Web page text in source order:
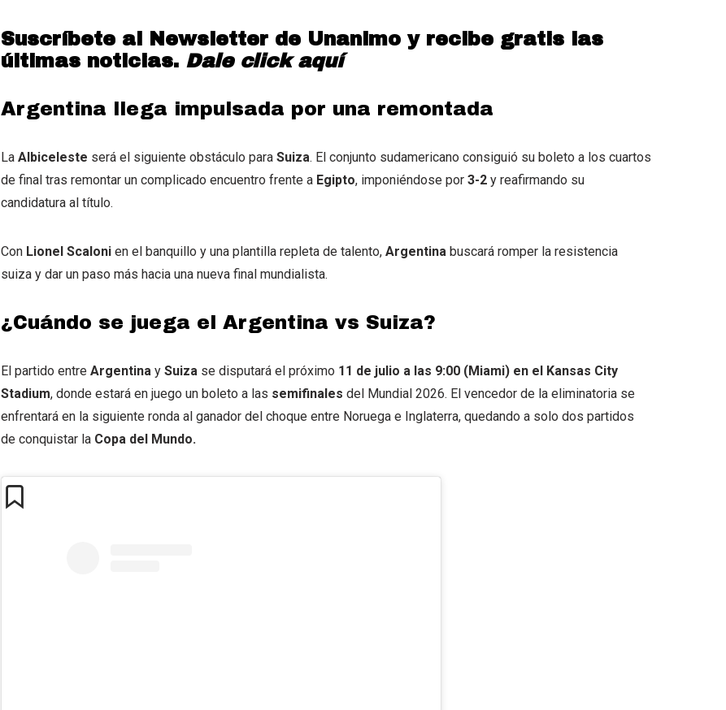
Suscríbete al Newsletter de Unanimo y recibe gratis las
últimas noticias. Dale click aquí
Argentina llega impulsada por una remontada
La Albiceleste será el siguiente obstáculo para Suiza. El conjunto sudamericano consiguió su boleto a los cuartos
de final tras remontar un complicado encuentro frente a Egipto, imponiéndose por 3-2 y reafirmando su
candidatura al título.
Con Lionel Scaloni en el banquillo y una plantilla repleta de talento, Argentina buscará romper la resistencia
suiza y dar un paso más hacia una nueva final mundialista.
¿Cuándo se juega el Argentina vs Suiza?
El partido entre Argentina y Suiza se disputará el próximo 11 de julio a las 9:00 (Miami) en el Kansas City
Stadium, donde estará en juego un boleto a las semifinales del Mundial 2026. El vencedor de la eliminatoria se
enfrentará en la siguiente ronda al ganador del choque entre Noruega e Inglaterra, quedando a solo dos partidos
de conquistar la Copa del Mundo.